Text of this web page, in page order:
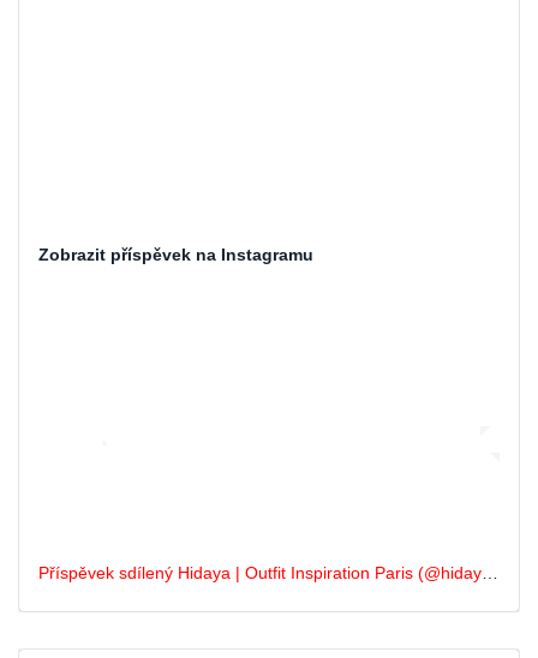
Zobrazit příspěvek na Instagramu